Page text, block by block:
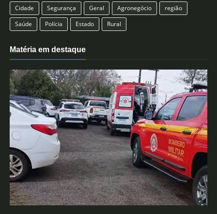
Cidade Segurança Geral Agronegócio
região
Saúde
Polícia Estado Rural
Matéria em destaque